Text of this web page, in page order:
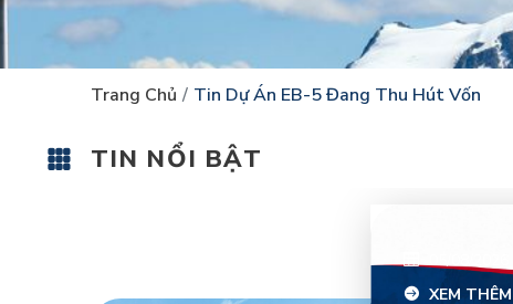
Trang Chủ Tin Dự Án EB-5 Đang Thu Hút Vốn
TIN NỔI BẬT
05/08/2026
XEM THÊM